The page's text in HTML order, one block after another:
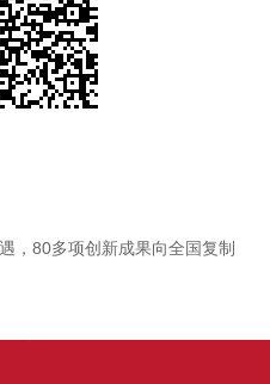
，80多项创新成果向全国复制